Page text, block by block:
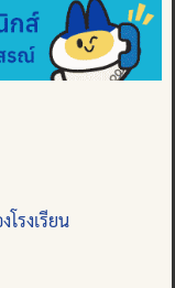
รงเรียน